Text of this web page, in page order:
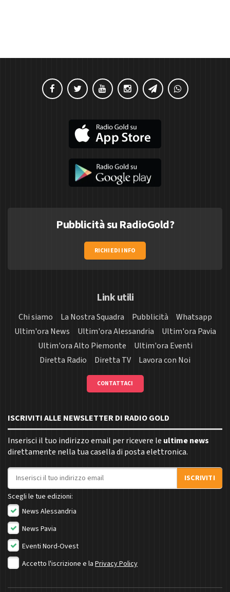
Pubblicità su RadioGold?
RICHIEDI INFO
Link utili
Chi siamo La Nostra Squadra Pubblicità
Whatsapp
Ultim'ora News
Ultim'ora Alessandria
Ultim'ora Pavia
Ultim'ora Alto Piemonte
Ultim'ora Eventi
Diretta Radio
Diretta TV Lavora con Noi
CONTATTACI
ISCRIVITI ALLE NEWSLETTER DI RADIO GOLD
Inserisci il tuo indirizzo email per ricevere le ultime news
direttamente nella tua casella di posta elettronica.
Indirizzo email
ISCRIVITI
Scegli le tue edizioni:
News Alessandria
News Pavia
Eventi Nord-Ovest
Accetto l'iscrizione e la Privacy Policy